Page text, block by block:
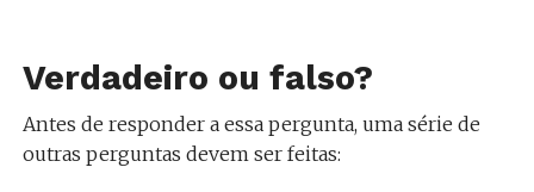
Verdadeiro ou falso?
Antes de responder a essa pergunta, uma série de
outras perguntas devem ser feitas: